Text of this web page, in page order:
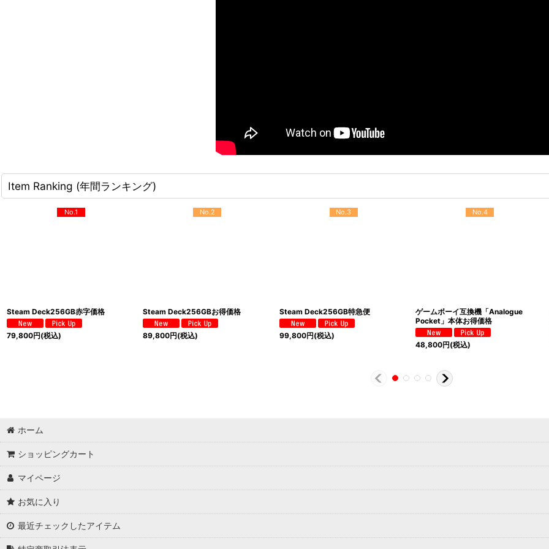
Item Ranking (年間ランキング)
No.1
Steam Deck256GB赤字価格
79,800円(税込)
No.2
Steam Deck256GBお得価格
89,800円(税込)
No.3
Steam Deck256GB特急便
99,800円(税込)
No.4
ゲームボーイ互換機「Analogue
Pocket」本体お得価格
48,800円(税込)
ホーム
ショッピングカート
マイページ
お気に入り
最近チェックしたアイテム